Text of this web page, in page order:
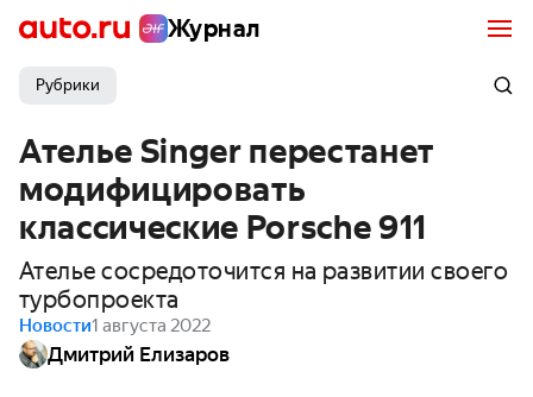
Журнал
Рубрики
Ателье Singer перестанет
модифицировать
классические Porsche 911
Ателье сосредоточится на развитии своего
турбопроекта
Новости1 августа 2022
Дмитрий Елизаров